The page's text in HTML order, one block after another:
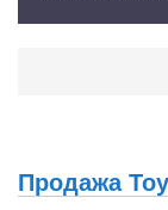
по счету и пятая
дней отогнал к
официалам...
Продажа